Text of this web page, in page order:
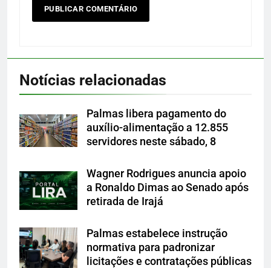
Notícias relacionadas
Palmas libera pagamento do
auxílio-alimentação a 12.855
servidores neste sábado, 8
Wagner Rodrigues anuncia apoio
a Ronaldo Dimas ao Senado após
retirada de Irajá
Palmas estabelece instrução
normativa para padronizar
licitações e contratações públicas